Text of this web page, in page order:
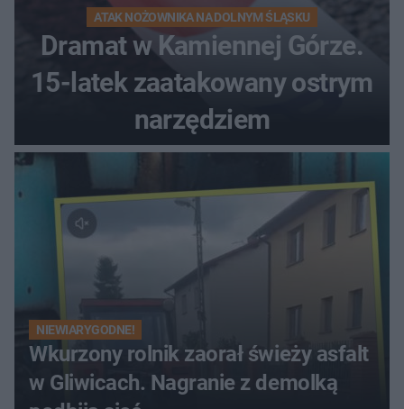
ATAK NOŻOWNIKA NA DOLNYM ŚLĄSKU
Dramat w Kamiennej Górze.
15-latek zaatakowany ostrym
narzędziem
NIEWIARYGODNE!
Wkurzony rolnik zaorał świeży asfalt
w Gliwicach. Nagranie z demolką